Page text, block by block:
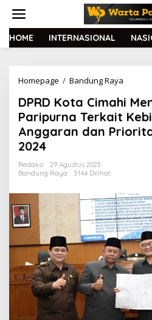
t
HOME INTERNASIONAL
Homepage / Bandung Raya
R
D
K
o
a
h
i
M
e
n
g
g
e
l
a
DPRD Kota Cimahi
Paripurna Terkait
Anggaran dan
2024
Redaksi
29 Agustus 2023
Bandung Raya
5144 Dilihat